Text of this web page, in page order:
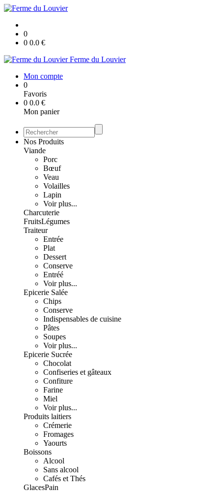
0
0 0.0 €
Ferme du Louvier
Mon compte
0
Favoris
0 0.0 €
Mon panier
Nos Produits
Viande
Porc
Bœuf
Veau
Volailles
Lapin
Voir plus...
Charcuterie
FruitsLégumes
Traiteur
Entrée
Plat
Dessert
Conserve
Entréé
Voir plus...
Epicerie Salée
Chips
Conserve
Indispensables de cuisine
Pâtes
Soupes
Voir plus...
Epicerie Sucrée
Chocolat
Confiseries et gâteaux
Confiture
Farine
Miel
Voir plus...
Produits laitiers
Crémerie
Fromages
Yaourts
Boissons
Alcool
Sans alcool
Cafés et Thés
GlacesPain